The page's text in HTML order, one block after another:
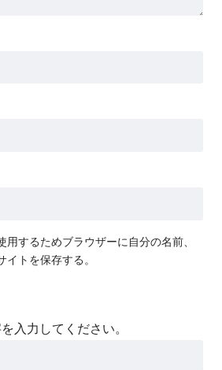
用するためブラウザーに自分の名前、
イトを保存する。
入力してください。